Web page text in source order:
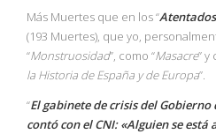
Más Muertes que en los “
(193 Muertes), que yo,
“Monstruosidad”, como “Masacre” y
la Historia de España y de Europa”.
“El gabinete de crisis del
contó con el CNI: «Alguien se